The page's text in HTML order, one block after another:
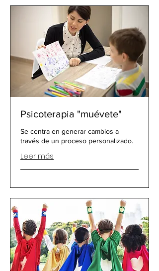
Psicoterapia "muévete"
Se centra en generar cambios a
través de un proceso personalizado.
Leer más